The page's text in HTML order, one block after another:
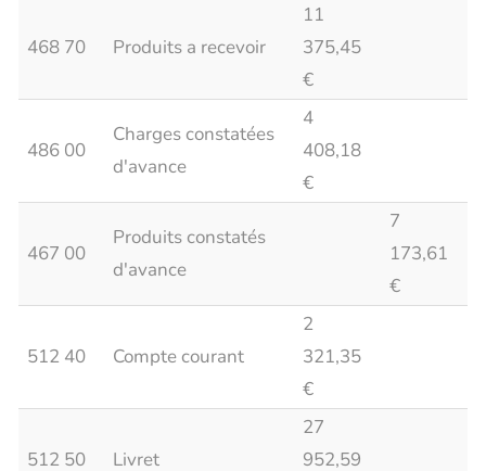
468 70 Produits a recevoir
11
375,45
€
486 00
Charges constatées
d'avance
4
408,18
€
467 00
Produits constatés
d'avance
7
173,61
€
512 40 Compte courant
2
321,35
€
512 50 Livret
27
952,59